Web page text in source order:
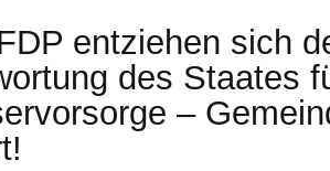
entziehen sich
des Staates
–